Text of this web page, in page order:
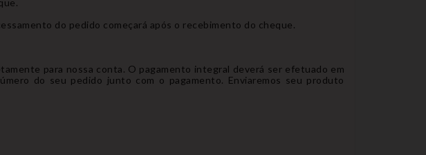
do pedido começará após o recebimento do cheque.
para nossa conta. O pagamento integral deverá ser efetuado em
do seu pedido junto com o pagamento. Enviaremos seu produto